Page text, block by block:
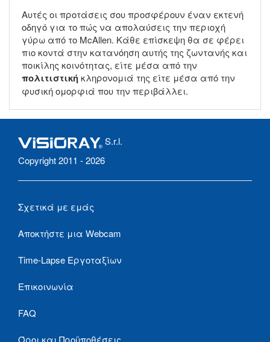
Αυτές οι προτάσεις σου προσφέρουν έναν εκτενή
οδηγό για το πώς να απολαύσεις την περιοχή
γύρω από το McAllen. Κάθε επίσκεψη θα σε φέρει
πιο κοντά στην κατανόηση αυτής της ζωντανής και
ποικίλης κοινότητας, είτε μέσα από την
πολιτιστικήκληρονομιά της είτε μέσα από την
φυσική ομορφιά που την περιβάλλει.
S.r.l.
Copyright 2011 - 2026
Σχετικά με εμάς
Αποκτήστε μια Webcam
Time-Lapse Εργοταξίων
Επικοινωνία
FAQ